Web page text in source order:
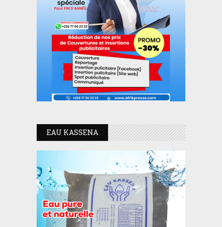
EAU KASSENA